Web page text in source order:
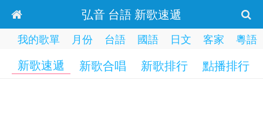
弘音 台語 新歌速遞
我的歌單 月份 台語 國語 日文 客家 粵語
新歌速遞 新歌合唱 新歌排行 點播排行